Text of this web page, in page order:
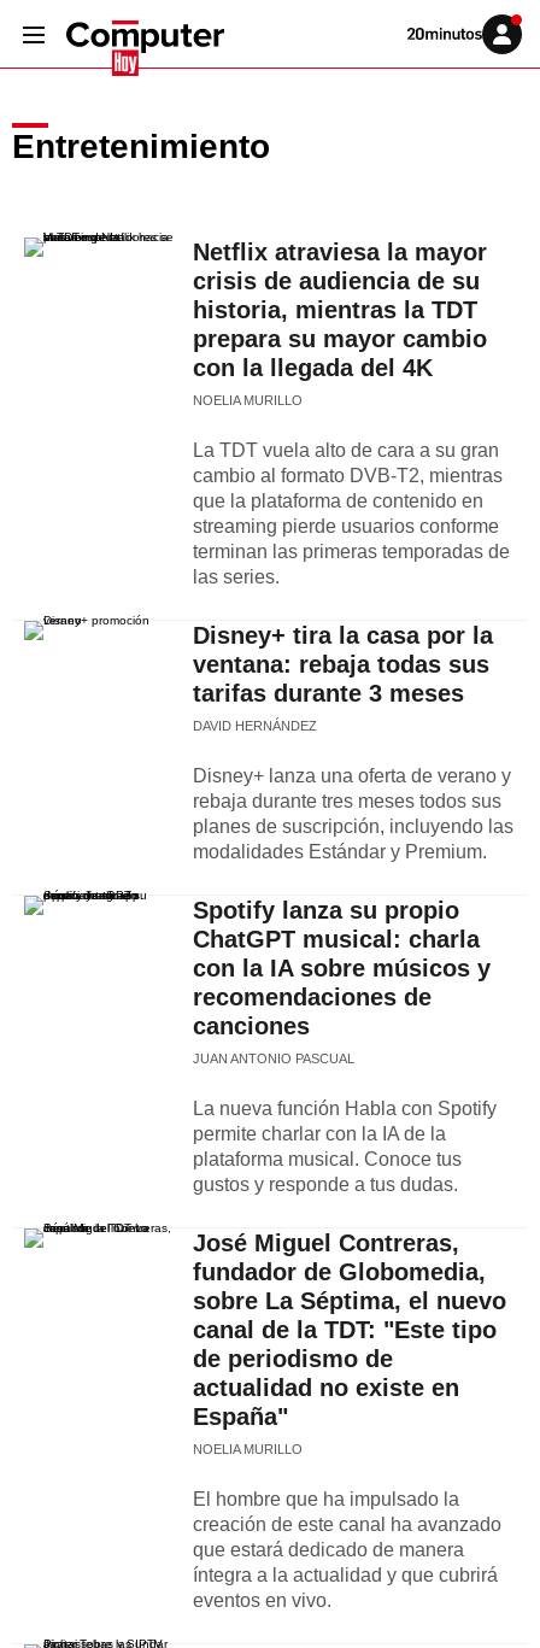
Volver
Iniciar
sesión
Entretenimiento
Netflix atraviesa la mayor
crisis de audiencia de su
historia, mientras la TDT
prepara su mayor cambio
con la llegada del 4K
NOELIA MURILLO
La TDT vuela alto de cara a su gran
cambio al formato DVB-T2, mientras
que la plataforma de contenido en
streaming pierde usuarios conforme
terminan las primeras temporadas de
las series.
Disney+ tira la casa por la
ventana: rebaja todas sus
tarifas durante 3 meses
DAVID HERNÁNDEZ
Disney+ lanza una oferta de verano y
rebaja durante tres meses todos sus
planes de suscripción, incluyendo las
modalidades Estándar y Premium.
Spotify lanza su propio
ChatGPT musical: charla
con la IA sobre músicos y
recomendaciones de
canciones
JUAN ANTONIO PASCUAL
La nueva función Habla con Spotify
permite charlar con la IA de la
plataforma musical. Conoce tus
gustos y responde a tus dudas.
José Miguel Contreras,
fundador de Globomedia,
sobre La Séptima, el nuevo
canal de la TDT: "Este tipo
de periodismo de
actualidad no existe en
España"
NOELIA MURILLO
El hombre que ha impulsado la
creación de este canal ha avanzado
que estará dedicado de manera
íntegra a la actualidad y que cubrirá
eventos en vivo.